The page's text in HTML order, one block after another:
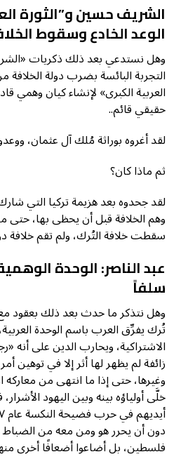
الشريف حسين و”الثورة
الوعد الخادع وسقوط
وهل نستدعي بعد ذلك ذكريات
التجربة البائسة بضرب دولة الخلافة
العربية الكبرى» لإنشاء كيان وهمي
حقيقي قائم..
لقد أغروه بوراثة مُلك آل عثمان،
ثم ماذا كان؟
لقد جحدوه بعد هزيمة تركيا التي
وهم الخلافة قبل أن يحظى بها، حتى
سقطت خلافة التُرك، ولم تقم خلافة
عبد الناصر: الوحدة
سلفاً
وهل نتذكر ما حدث بعد ذلك بعقود
تُرك يفرِّق العرب باسم الوحدة
الاشتراكية، ويحارب الدين على أنه
زائفة لم يظهر لها أثر إلا في
وغيرها، حتى إذا ما انتهى من معاركه
خلَّى أولياؤه بينه وبين اليهود
دون أن يحرر هو ومن معه من الضباط
فلسطين، بل أضاعوا أضعافًا أخرى